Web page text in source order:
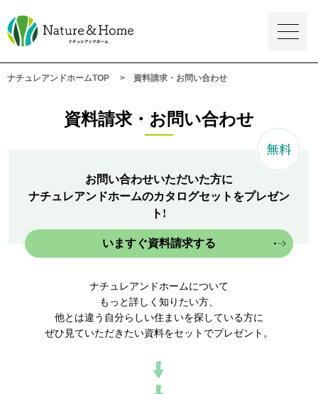
ナチュレアンドホームTOP 資料請求・お問い合わせ
資料請求・お問い合わせ
お問い合わせいただいた方に
ナチュレアンドホームのカタログセットをプレゼン
ト!
いますぐ資料請求する
ナチュレアンドホームについて
もっと詳しく知りたい方、
他とは違う自分らしい住まいを探している方に
ぜひ見ていただきたい資料をセットでプレゼント。